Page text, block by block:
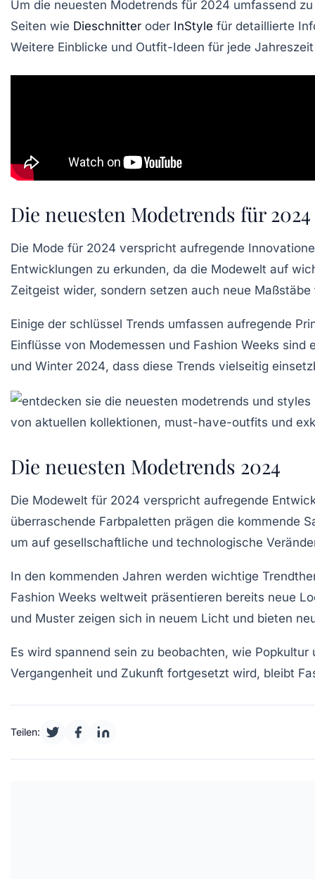
Um die neuesten Modetrends für 2024 umfassend
Seiten wie Dieschnitter oder InStyle für detaillierte
Weitere Einblicke und Outfit-Ideen für jede
Die neuesten Modetrends für 2024
Die Mode für 2024 verspricht aufregende
Entwicklungen zu erkunden, da die Modewelt auf
Zeitgeist wider, sondern setzen auch neue
Einige der schlüssel Trends umfassen aufregende
Einflüsse von Modemessen und Fashion Weeks sind
und Winter 2024, dass diese Trends vielseitig
Die neuesten Modetrends 2024
Die Modewelt für 2024 verspricht aufregende
überraschende Farbpaletten prägen die kommende
um auf gesellschaftliche und technologische
In den kommenden Jahren werden wichtige
Fashion Weeks weltweit präsentieren bereits neue
und Muster zeigen sich in neuem Licht und bieten
Es wird spannend sein zu beobachten, wie Popkultur
Vergangenheit und Zukunft fortgesetzt wird, bleibt
Teilen: